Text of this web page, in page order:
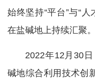
始终坚持“平台”与“
在盐碱地上持续汇聚。
2022年12月30
碱地综合利用技术创